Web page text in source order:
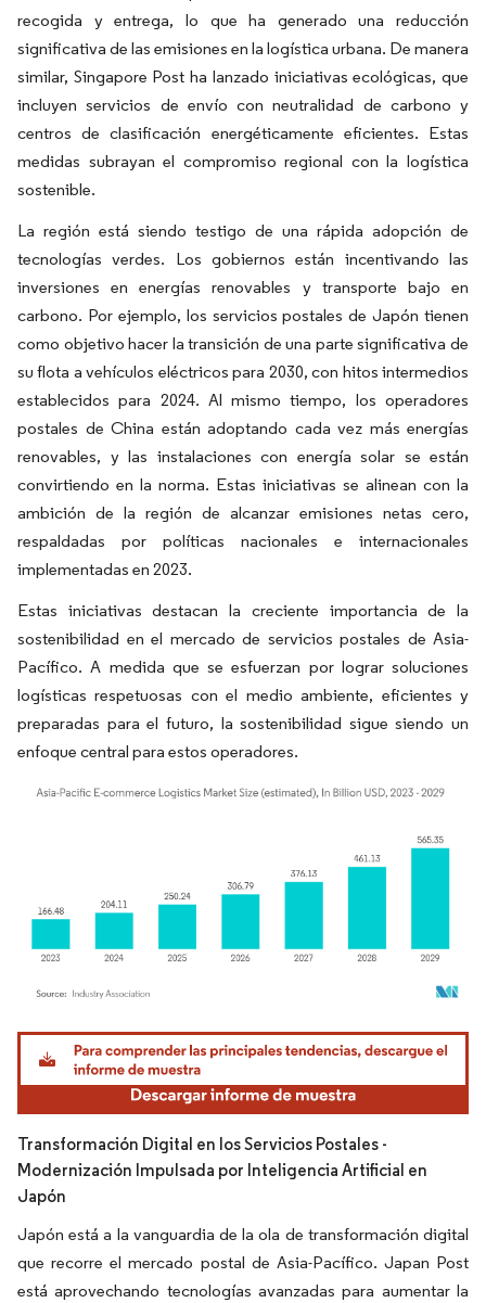
recogida y entrega, lo que ha generado una reducción
significativa de las emisiones en la logística urbana. De manera
similar, Singapore Post ha lanzado iniciativas ecológicas, que
incluyen servicios de envío con neutralidad de carbono y
centros de clasificación energéticamente eficientes. Estas
medidas subrayan el compromiso regional con la logística
sostenible.
La región está siendo testigo de una rápida adopción de
tecnologías verdes. Los gobiernos están incentivando las
inversiones en energías renovables y transporte bajo en
carbono. Por ejemplo, los servicios postales de Japón tienen
como objetivo hacer la transición de una parte significativa de
su flota a vehículos eléctricos para 2030, con hitos intermedios
establecidos para 2024. Al mismo tiempo, los operadores
postales de China están adoptando cada vez más energías
renovables, y las instalaciones con energía solar se están
convirtiendo en la norma. Estas iniciativas se alinean con la
ambición de la región de alcanzar emisiones netas cero,
respaldadas por políticas nacionales e internacionales
implementadas en 2023.
Estas iniciativas destacan la creciente importancia de la
sostenibilidad en el mercado de servicios postales de Asia-
Pacífico. A medida que se esfuerzan por lograr soluciones
logísticas respetuosas con el medio ambiente, eficientes y
preparadas para el futuro, la sostenibilidad sigue siendo un
enfoque central para estos operadores.
Imagen © Mordor Intelligence. El uso requiere atribución según CC BY 4.0.
Transformación Digital en los Servicios Postales -
Modernización Impulsada por Inteligencia Artificial en
Japón
Japón está a la vanguardia de la ola de transformación digital
que recorre el mercado postal de Asia-Pacífico. Japan Post
está aprovechando tecnologías avanzadas para aumentar la